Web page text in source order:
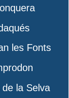
les Fonts
de la Selva